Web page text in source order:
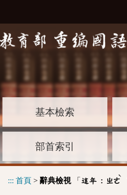
基本檢索
部首索引
::: 首頁 > 辭典檢視「 這年 : ㄓㄜ
ˋ